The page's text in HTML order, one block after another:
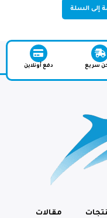
إلى السلة
سريع دفع أونلاين
مقالات